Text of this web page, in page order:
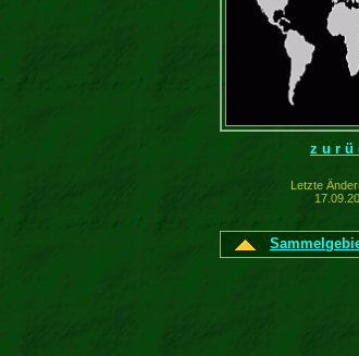
z u r ü
Letzte